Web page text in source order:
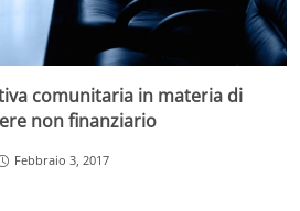
comunitaria in materia di
non finanziario
Febbraio 3, 2017